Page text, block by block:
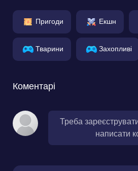
Пригоди Екшн
Тварини Захопливі
Коментарі
Треба
написати